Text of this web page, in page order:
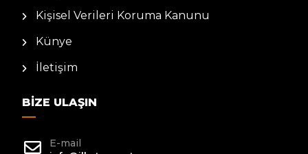
Kişisel Verileri Koruma Kanunu
Künye
İletişim
BIZE ULAŞIN
E-mail